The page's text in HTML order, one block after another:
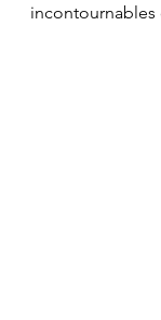
incontournables